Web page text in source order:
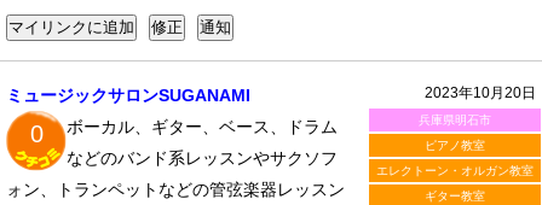
2023年10月20日
兵庫県明石市
ピアノ教室
エレクトーン・オルガン教室
ギター教室
ミュージックサロンSUGANAMI
0
ボーカル、ギター、ベース、ドラム
などのバンド系レッスンやサクソフ
ォン、トランペットなどの管弦楽器レッスン